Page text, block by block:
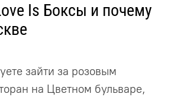
Is Боксы и почему
зайти за розовым
на Цветном бульваре,